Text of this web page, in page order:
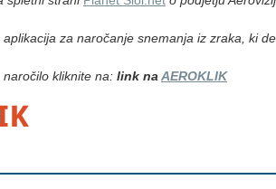
za naročanje snemanja iz zraka, ki
kliknite na: link na AEROKLIK